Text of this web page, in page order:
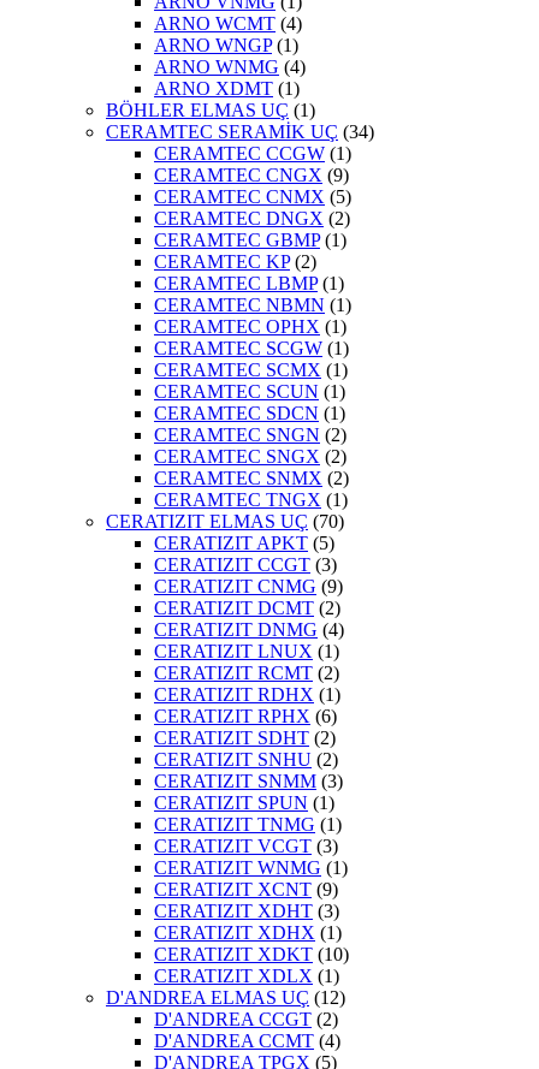
ARNO WCMT (4)
ARNO WNGP(1)
ARNO WNMG (4)
ARNO XDMT (1)
BÖHLER ELMAS UÇ (1)
CERAMTEC SERAMİK UÇ (34)
CERAMTEC CCGW (1)
CERAMTEC CNGX (9)
CERAMTEC CNMX (5)
CERAMTEC DNGX (2)
CERAMTEC GBMP(1)
CERAMTEC KP(2)
CERAMTEC LBMP(1)
CERAMTEC NBMN (1)
CERAMTEC OPHX (1)
CERAMTEC SCGW (1)
CERAMTEC SCMX (1)
CERAMTEC SCUN (1)
CERAMTEC SDCN (1)
CERAMTEC SNGN (2)
CERAMTEC SNGX (2)
CERAMTEC SNMX (2)
CERAMTEC TNGX (1)
CERATIZIT ELMAS UÇ (70)
CERATIZIT APKT (5)
CERATIZIT CCGT (3)
CERATIZIT CNMG (9)
CERATIZIT DCMT (2)
CERATIZIT DNMG (4)
CERATIZIT LNUX (1)
CERATIZIT RCMT (2)
CERATIZIT RDHX (1)
CERATIZIT RPHX (6)
CERATIZIT SDHT (2)
CERATIZIT SNHU (2)
CERATIZIT SNMM (3)
CERATIZIT SPUN (1)
CERATIZIT TNMG (1)
CERATIZIT VCGT (3)
CERATIZIT WNMG (1)
CERATIZIT XCNT (9)
CERATIZIT XDHT (3)
CERATIZIT XDHX (1)
CERATIZIT XDKT (10)
CERATIZIT XDLX (1)
D'ANDREA ELMAS UÇ (12)
D'ANDREA CCGT (2)
D'ANDREA CCMT (4)
D'ANDREA TPGX (5)